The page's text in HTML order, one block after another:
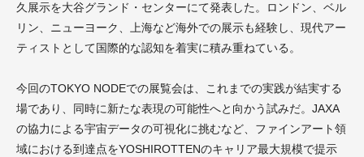
久展示を大谷グランド・センターにて発表した。ロンドン、ベル
リン、ニューヨーク、上海など海外での展示も経験し、現代アー
ティストとして国際的な認知を着実に積み重ねている。
今回のTOKYO NODEでの展覧会は、これまでの実践が結実する
場であり、同時に新たな表現の可能性へと向かう試みだ。JAXA
の協力による宇宙データの可視化に挑むなど、ファインアート領
域における到達点をYOSHIROTTENのキャリア最大規模で提示